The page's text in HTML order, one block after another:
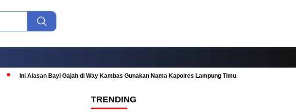
Ini Alasan Bayi Gajah di Way Kambas Gunakan Nama Kapolres Lampung Timur
TRENDING